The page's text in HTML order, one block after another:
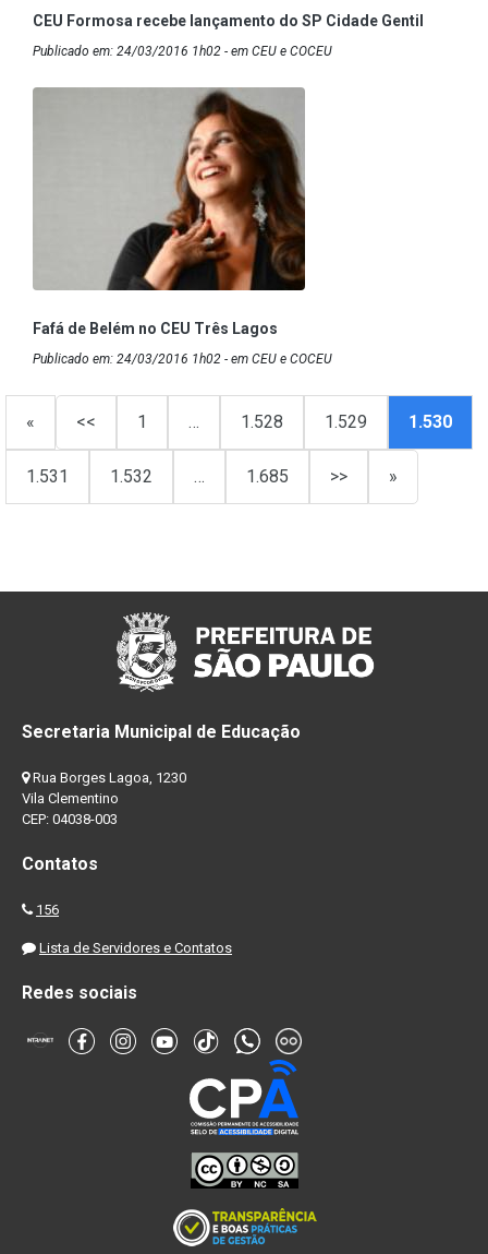
CEU Formosa recebe lançamento do SP Cidade Gentil
Publicado em: 24/03/2016 1h02 - em CEU e COCEU
Fafá de Belém no CEU Três Lagos
Publicado em: 24/03/2016 1h02 - em CEU e COCEU
« << 1 … 1.528 1.529 1.530
1.531 1.532 … 1.685 >> »
Secretaria Municipal de Educação
Rua Borges Lagoa, 1230
Vila Clementino
CEP: 04038-003
Contatos
156
Lista de Servidores e Contatos
Redes sociais